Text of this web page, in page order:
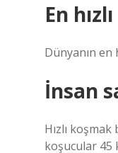
En
Dünyanın en
İnsan
Hızlı
koşucular 45